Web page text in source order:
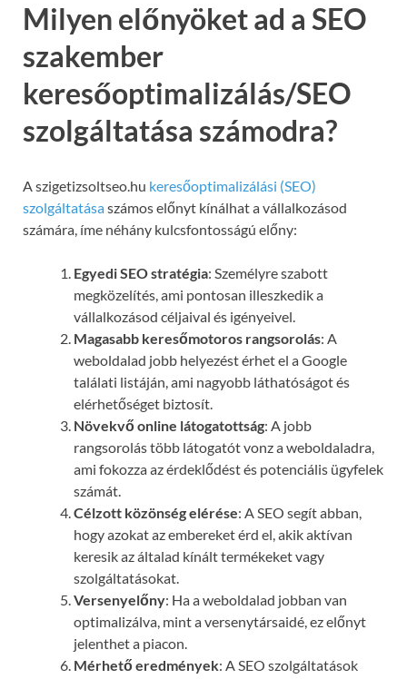
Milyen előnyöket ad a SEO
szakember
keresőoptimalizálás/SEO
szolgáltatása számodra?
A szigetizsoltseo.hu keresőoptimalizálási (SEO)
szolgáltatásaszámos előnyt kínálhat a vállalkozásod
számára, íme néhány kulcsfontosságú előny:
Egyedi SEO stratégia: Személyre szabott
megközelítés, ami pontosan illeszkedik a
vállalkozásod céljaival és igényeivel.
Magasabb keresőmotoros rangsorolás: A
weboldalad jobb helyezést érhet el a Google
találati listáján, ami nagyobb láthatóságot és
elérhetőséget biztosít.
Növekvő online látogatottság: A jobb
rangsorolás több látogatót vonz a weboldaladra,
ami fokozza az érdeklődést és potenciális ügyfelek
számát.
Célzott közönség elérése: A SEO segít abban,
hogy azokat az embereket érd el, akik aktívan
keresik az általad kínált termékeket vagy
szolgáltatásokat.
Versenyelőny: Ha a weboldalad jobban van
optimalizálva, mint a versenytársaidé, ez előnyt
jelenthet a piacon.
Mérhető eredmények: A SEO szolgáltatások